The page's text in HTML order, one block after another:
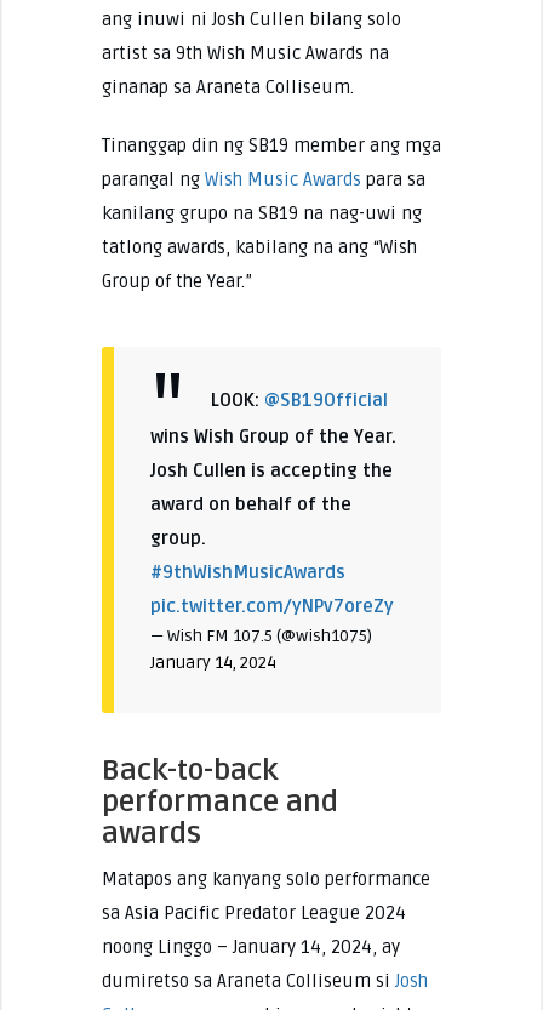
ang inuwi ni Josh Cullen bilang solo
artist sa 9th Wish Music Awards na
ginanap sa Araneta Colliseum.
Tinanggap din ng SB19 member ang mga
parangal ng Wish Music Awards para sa
kanilang grupo na SB19 na nag-uwi ng
tatlong awards, kabilang na ang “Wish
Group of the Year.”
LOOK: @SB19Official
wins Wish Group of the Year.
Josh Cullen is accepting the
award on behalf of the
group.
#9thWishMusicAwards
pic.twitter.com/yNPv7oreZy
— Wish FM 107.5 (@wish1075)
January 14, 2024
Back-to-back
performance and
awards
Matapos ang kanyang solo performance
sa Asia Pacific Predator League 2024
noong Linggo – January 14, 2024, ay
dumiretso sa Araneta Colliseum siJosh